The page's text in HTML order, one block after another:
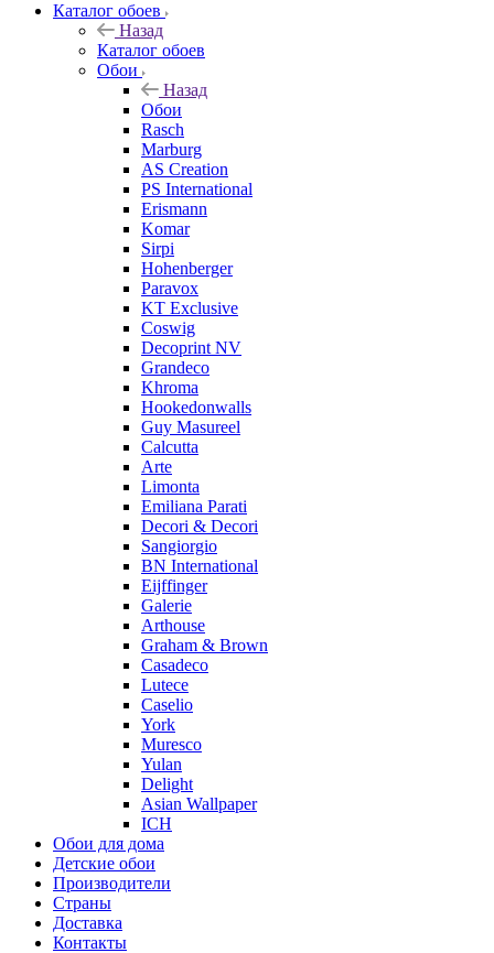
Каталог обоев
Назад
Каталог обоев
Обои
Назад
Обои
Rasch
Marburg
AS Creation
PS International
Erismann
Komar
Sirpi
Hohenberger
Paravox
KT Exclusive
Coswig
Decoprint NV
Grandeco
Khroma
Hookedonwalls
Guy Masureel
Calcutta
Arte
Limonta
Emiliana Parati
Decori & Decori
Sangiorgio
BN International
Eijffinger
Galerie
Arthouse
Graham & Brown
Casadeco
Lutece
Caselio
York
Muresco
Yulan
Delight
Asian Wallpaper
ICH
Обои для дома
Детские обои
Производители
Страны
Доставка
Контакты